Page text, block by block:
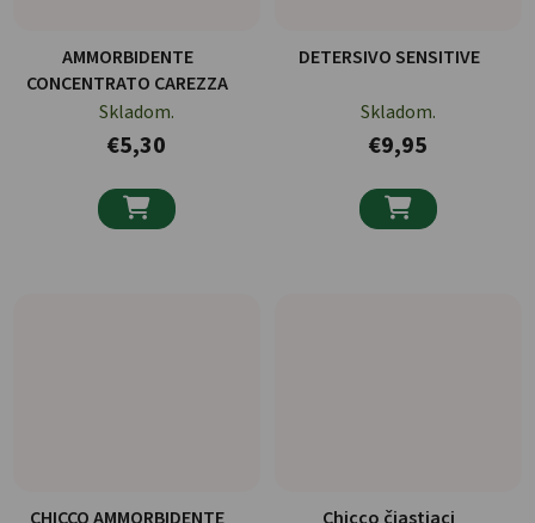
AMMORBIDENTE
CONCENTRATO CAREZZA
Skladom.
€5,30

DETERSIVO SENSITIVE
Skladom.
€9,95
